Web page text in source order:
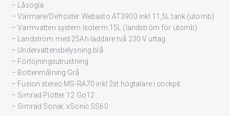
– Låsögla
– Värmare/Defroster Webasto AT3900 inkl 11,5L tank (utomb)
– Varmvatten system Isoterm 15L (landström för utomb)
– Landström med 25Ah laddare två 230 V uttag
– Undervattensbelysning blå
– Förtöjningsutrustning
– Bottenmålning Grå
– Fusion stereo MS-RA70 inkl 2st högtalare i cockpit
– Simrad Plotter 12 Go12
– Simrad Sonar, xSonic SS60